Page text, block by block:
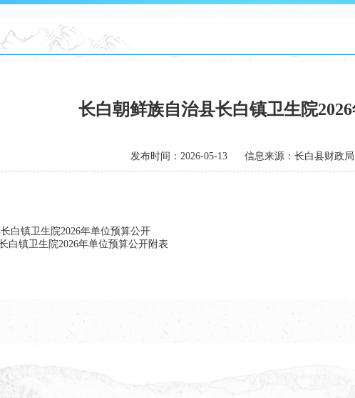
长白朝鲜族自治县长白镇卫生院
发布时间：2026-05-13 信息来源：长白县财政局
白镇卫生院2026年单位预算公开
白镇卫生院2026年单位预算公开附表